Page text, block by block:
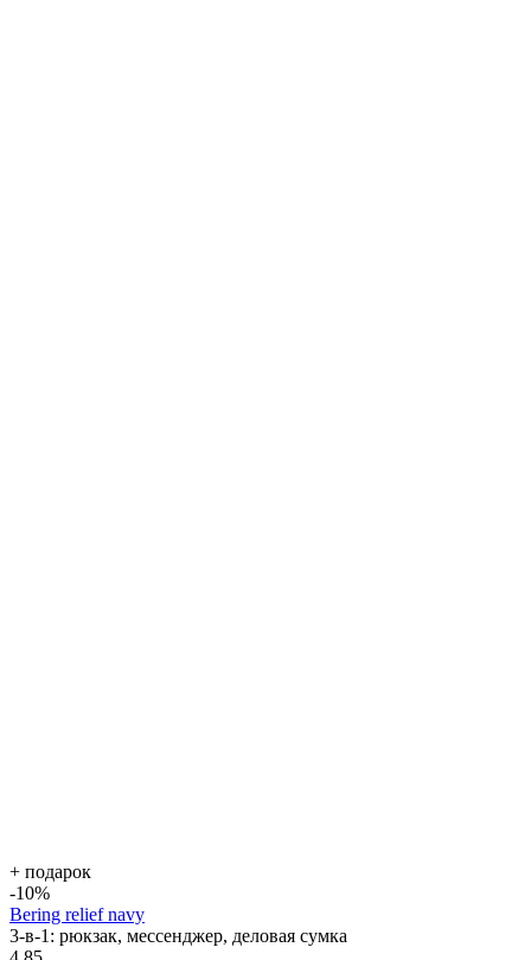
+ подарок
-10%
Bering relief navy
3-в-1: рюкзак, мессенджер, деловая сумка